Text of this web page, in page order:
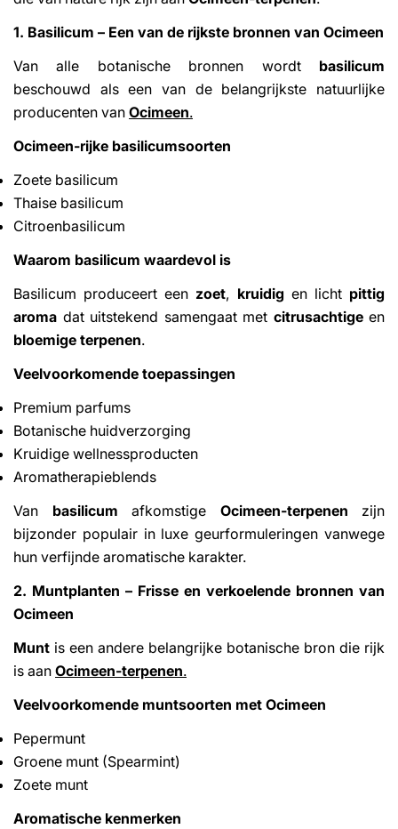
1. Basilicum – Een van de rijkste bronnen van Ocimeen
Van alle botanische bronnen wordt basilicum
beschouwd als een van de belangrijkste natuurlijke
producenten van Ocimeen.
Ocimeen-rijke basilicumsoorten
Zoete basilicum
Thaise basilicum
Citroenbasilicum
Waarom basilicum waardevol is
Basilicum produceert een zoet, kruidig en licht pittig
aroma dat uitstekend samengaat met citrusachtigeen
bloemige terpenen.
Veelvoorkomende toepassingen
Premium parfums
Botanische huidverzorging
Kruidige wellnessproducten
Aromatherapieblends
Van basilicum afkomstige Ocimeen-terpenen zijn
bijzonder populair in luxe geurformuleringen vanwege
hun verfijnde aromatische karakter.
2. Muntplanten – Frisse en verkoelende bronnen van
Ocimeen
Munt is een andere belangrijke botanische bron die rijk
is aan Ocimeen-terpenen.
Veelvoorkomende muntsoorten met Ocimeen
Pepermunt
Groene munt (Spearmint)
Zoete munt
Aromatische kenmerken